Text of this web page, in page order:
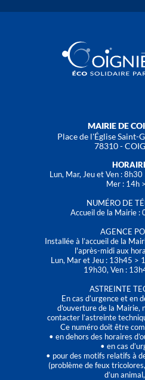
MAIRIE DE
Place de l'Église Saint-
78310 -
Lun, Mar, Jeu et Ven :
Mer : 14h
NUMÉRO DE
Accueil de la Mairie :
AGENCE
Installée à l’accueil de la
l'après-midi aux
Lun, Mar et Jeu : 13h45 >
19h30, Ven :
ASTREINTE
En cas d’urgence et en
d'ouverture de la Mairie,
contacter l’astreinte
Ce numéro doit être
• en dehors des horaires
• en cas
• pour des motifs relatifs à
(problème de feux
d’un